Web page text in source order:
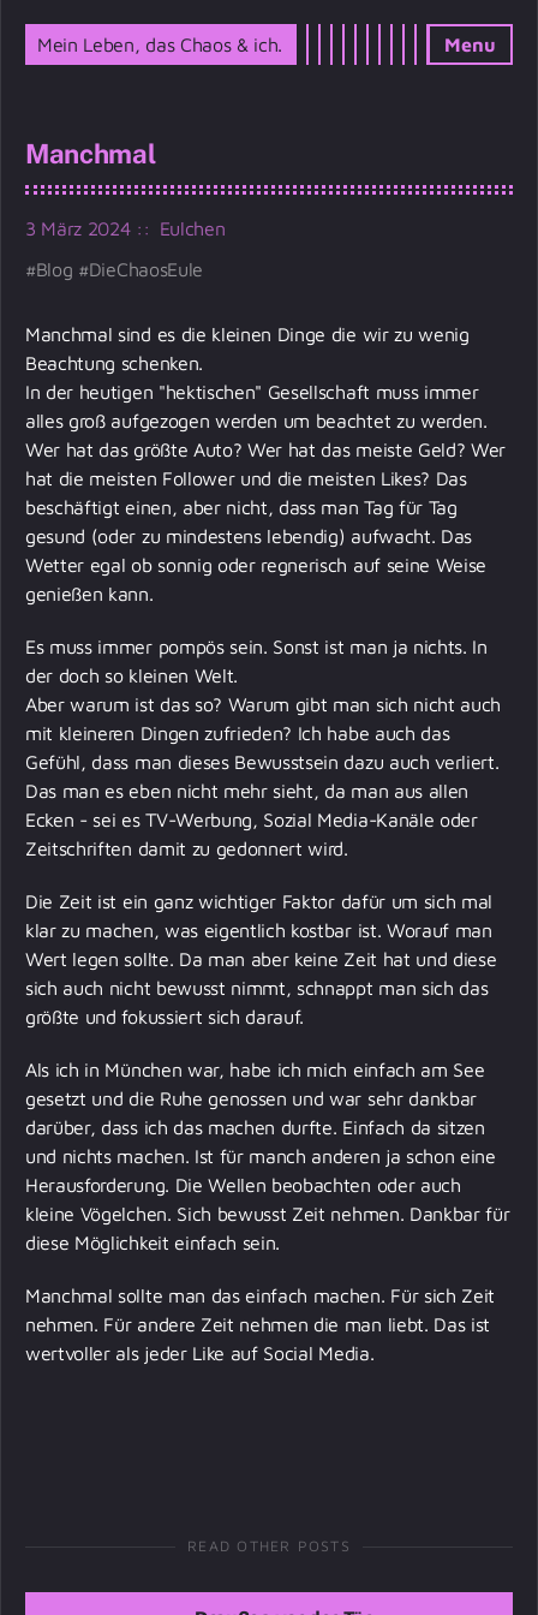
Mein Leben, das Chaos & ich. Menu
Manchmal
3 März 2024
Eulchen
Blog
DieChaosEule
Manchmal sind es die kleinen Dinge die wir zu wenig
Beachtung schenken.
In der heutigen "hektischen" Gesellschaft muss immer
alles groß aufgezogen werden um beachtet zu werden.
Wer hat das größte Auto? Wer hat das meiste Geld? Wer
hat die meisten Follower und die meisten Likes? Das
beschäftigt einen, aber nicht, dass man Tag für Tag
gesund (oder zu mindestens lebendig) aufwacht. Das
Wetter egal ob sonnig oder regnerisch auf seine Weise
genießen kann.
Es muss immer pompös sein. Sonst ist man ja nichts. In
der doch so kleinen Welt.
Aber warum ist das so? Warum gibt man sich nicht auch
mit kleineren Dingen zufrieden? Ich habe auch das
Gefühl, dass man dieses Bewusstsein dazu auch verliert.
Das man es eben nicht mehr sieht, da man aus allen
Ecken - sei es TV-Werbung, Sozial Media-Kanäle oder
Zeitschriften damit zu gedonnert wird.
Die Zeit ist ein ganz wichtiger Faktor dafür um sich mal
klar zu machen, was eigentlich kostbar ist. Worauf man
Wert legen sollte. Da man aber keine Zeit hat und diese
sich auch nicht bewusst nimmt, schnappt man sich das
größte und fokussiert sich darauf.
Als ich in München war, habe ich mich einfach am See
gesetzt und die Ruhe genossen und war sehr dankbar
darüber, dass ich das machen durfte. Einfach da sitzen
und nichts machen. Ist für manch anderen ja schon eine
Herausforderung. Die Wellen beobachten oder auch
kleine Vögelchen. Sich bewusst Zeit nehmen. Dankbar für
diese Möglichkeit einfach sein.
Manchmal sollte man das einfach machen. Für sich Zeit
nehmen. Für andere Zeit nehmen die man liebt. Das ist
wertvoller als jeder Like auf Social Media.
READ OTHER POSTS